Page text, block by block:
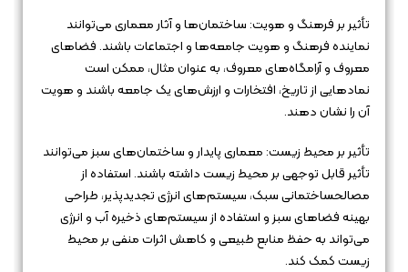
تأثیر بر فرهنگ و هویت: ساختمان‌ها و آثار معماری می‌توانند
نماینده فرهنگ و هویت جامعه‌ها و اجتماعات باشند. فضاهای
معروف و آرامگاه‌های معروف، به عنوان مثال، ممکن است
نمادهایی از تاریخ، افتخارات و ارزش‌های یک جامعه باشند و هویت
آن را نشان دهند.
تأثیر بر محیط زیست: معماری پایدار و ساختمان‌های سبز می‌توانند
تأثیر قابل توجهی بر محیط زیست داشته باشند. استفاده از
مصالحساختمانی سبک، سیستم‌های انرژی تجدیدپذیر، طراحی
بهینه فضاهای سبز و استفاده از سیستم‌های ذخیره آب و انرژی
می‌تواند به حفظ منابع طبیعی و کاهش اثرات منفی بر محیط
زیست کمک کند.